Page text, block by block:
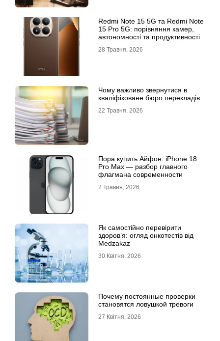
Redmi Note 15 5G та Redmi Note
15 Pro 5G: порівняння камер,
автономності та продуктивності
28 Травня, 2026
Чому важливо звернутися в
кваліфіковане бюро перекладів
22 Травня, 2026
Пора купить Айфон: iPhone 18
Pro Max — разбор главного
флагмана современности
2 Травня, 2026
Як самостійно перевірити
здоров’я: огляд онкотестів від
Medzakaz
30 Квітня, 2026
Почему постоянные проверки
становятся ловушкой тревоги
27 Квітня, 2026